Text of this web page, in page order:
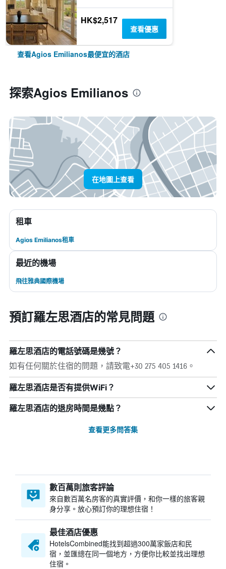
HK$2,517
查看優惠
查看Agios Emilianos最便宜的酒店
探索Agios Emilianos
在地圖上查看
租車
Agios Emilianos租車
最近的機場
飛往雅典國際機場
預訂羅左思酒店的常見問題
羅左思酒店的電話號碼是幾號？
如有任何關於住宿的問題，請致電+30 275 405 1416。
羅左思酒店是否有提供WiFi？
羅左思酒店的退房時間是幾點？
查看更多問答集
數百萬則旅客評論
來自數百萬名房客的真實評價，和你一樣的旅客親
身分享。放心預訂你的理想住宿！
最佳酒店優惠
HotelsCombined​能找到超過300萬家飯店和民
宿，並匯總在同一個地方，方便你比較並找出理想
住宿。